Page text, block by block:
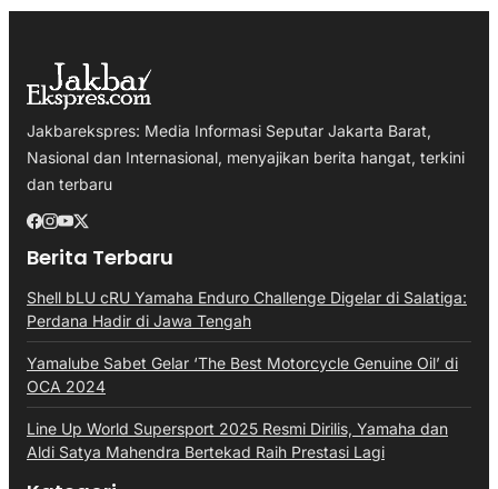
Jakbarekspres: Media Informasi Seputar Jakarta Barat,
Nasional dan Internasional, menyajikan berita hangat, terkini
dan terbaru
Berita Terbaru
Shell bLU cRU Yamaha Enduro Challenge Digelar di Salatiga:
Perdana Hadir di Jawa Tengah
Yamalube Sabet Gelar ‘The Best Motorcycle Genuine Oil’ di
OCA 2024
Line Up World Supersport 2025 Resmi Dirilis, Yamaha dan
Aldi Satya Mahendra Bertekad Raih Prestasi Lagi